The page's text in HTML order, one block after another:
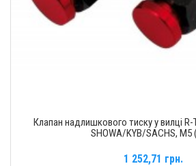
Клапан надлишкового тиску у вилці R-
SHOWA/KYB/SACHS, M5
1 252,71 грн.